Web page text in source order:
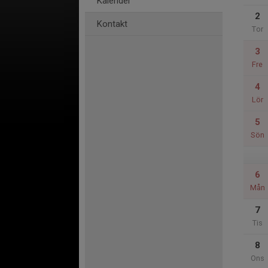
Kontakt
2
Tor
3
Fre
4
Lör
5
Sön
6
Mån
7
Tis
8
Ons